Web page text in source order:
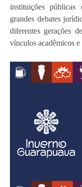
instituições
grandes debates
diferentes gerações
vínculos acadêmicos